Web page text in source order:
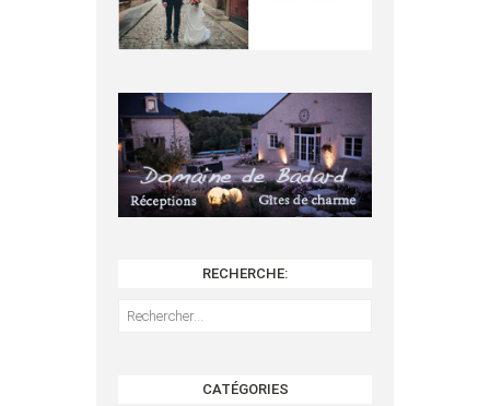
RECHERCHE:
Rechercher :
CATÉGORIES